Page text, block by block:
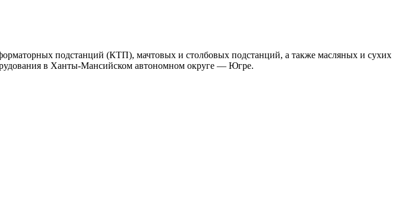
подстанций (КТП), мачтовых и столбовых подстанций, а также масляных и сухих
в Ханты‑Мансийском автономном округе — Югре.